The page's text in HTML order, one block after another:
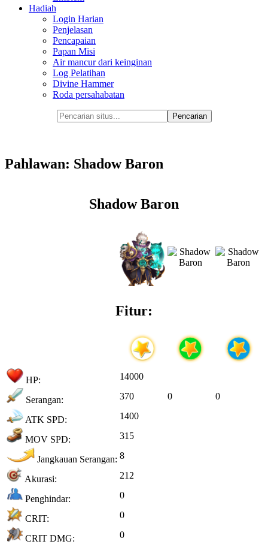
Hadiah
Login Harian
Penjelasan
Pencapaian
Papan Misi
Air mancur dari keinginan
Log Pelatihan
Divine Hammer
Roda persahabatan
Pahlawan: Shadow Baron
Shadow Baron
Fitur:
HP: 14000
Serangan: 370 0 0
ATK SPD: 1400
MOV SPD: 315
Jangkauan Serangan: 8
Akurasi: 212
Penghindar: 0
CRIT: 0
CRIT DMG: 0